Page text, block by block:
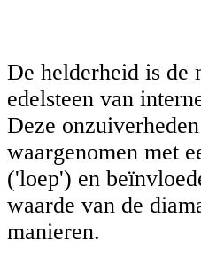
De helderheid is de
edelsteen van
Deze
waargenomen met
('loep') en
waarde van de
manieren.